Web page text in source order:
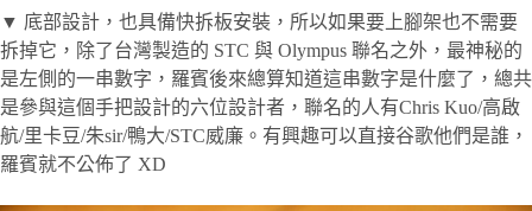
▼ 底部設計，也具備快拆板安裝，所以如果要上腳架也不需要
拆掉它，除了台灣製造的 STC 與 Olympus 聯名之外，最神秘的
是左側的一串數字，羅賓後來總算知道這串數字是什麼了，總共
是參與這個手把設計的六位設計者，聯名的人有Chris Kuo/高啟
航/里卡豆/朱sir/鴨大/STC威廉。有興趣可以直接谷歌他們是誰，
羅賓就不公佈了 XD